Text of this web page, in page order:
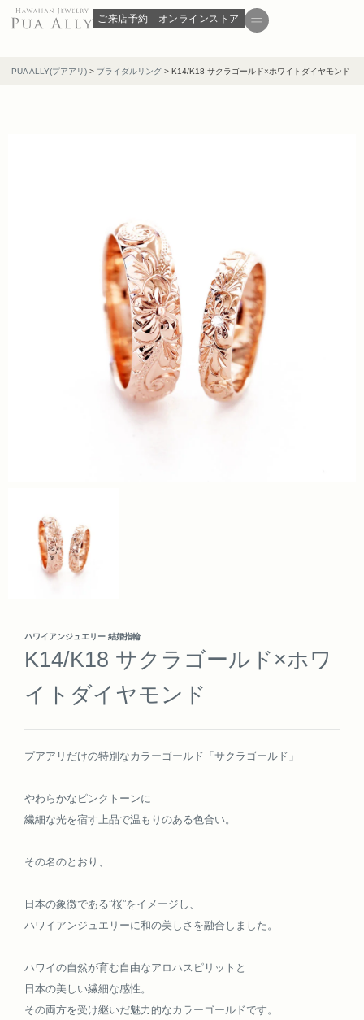
ご来店予約 オンラインストア
PUA ALLY(プアアリ) > ブライダルリング > K14/K18 サクラゴールド×ホワイトダイヤモンド
ハワイアンジュエリー 結婚指輪
K14/K18 サクラゴールド×ホワ
イトダイヤモンド
プアアリだけの特別なカラーゴールド「サクラゴールド」
やわらかなピンクトーンに
繊細な光を宿す上品で温もりのある色合い。
その名のとおり、
日本の象徴である”桜”をイメージし、
ハワイアンジュエリーに和の美しさを融合しました。
ハワイの自然が育む自由なアロハスピリットと
日本の美しい繊細な感性。
その両方を受け継いだ魅力的なカラーゴールドです。